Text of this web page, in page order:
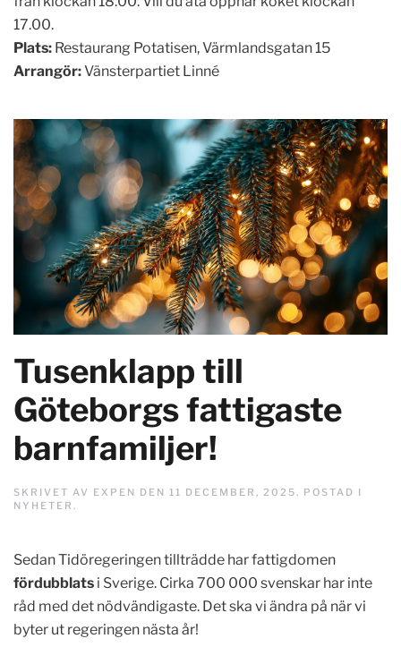
17.00.
Plats: Restaurang Potatisen, Värmlandsgatan 15
Arrangör:Vänsterpartiet Linné
Tusenklapp till
Göteborgs fattigaste
barnfamiljer!
SKRIVET AV EXPEN DEN 11 DECEMBER, 2025. POSTAD I
NYHETER .
Sedan Tidöregeringen tillträdde har fattigdomen
fördubblats i Sverige. Cirka 700 000 svenskar har inte
råd med det nödvändigaste. Det ska vi ändra på när vi
byter ut regeringen nästa år!